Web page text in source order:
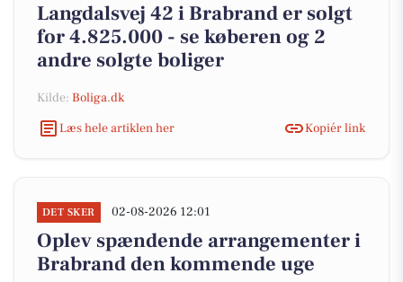
Langdalsvej 42 i Brabrand er solgt
for 4.825.000 - se køberen og 2
andre solgte boliger
Kilde: Boliga.dk
Læs hele artiklen her
Kopiér link
DET SKER 02-08-2026 12:01
Oplev spændende arrangementer i
Brabrand den kommende uge